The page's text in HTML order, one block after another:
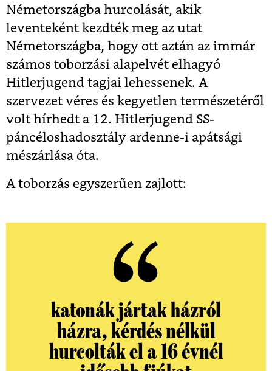
Németországba hurcolását, akik
leventeként kezdték meg az utat
Németországba, hogy ott aztán az immár
számos toborzási alapelvét elhagyó
Hitlerjugend tagjai lehessenek. A
szervezet véres és kegyetlen természetéről
volt hírhedt a 12. Hitlerjugend SS-
páncéloshadosztály ardenne-i apátsági
mészárlása óta.
A toborzás egyszerűen zajlott:
katonák jártak házról
házra, kérdés nélkül
hurcolták el a 16 évnél